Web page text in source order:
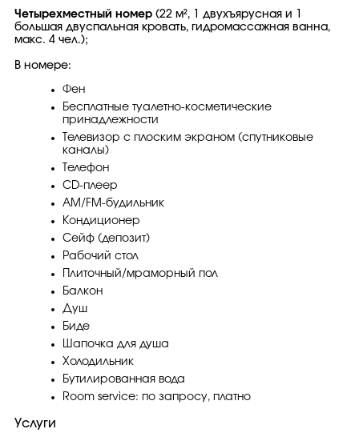
Четырехместный номер (22 м², 1 двухъярусная и 1
большая двуспальная кровать, гидромассажная ванна,
макс. 4 чел.);
В номере:
Фен
Бесплатные туалетно-косметические
принадлежности
Телевизор с плоским экраном (спутниковые
каналы)
Телефон
CD-плеер
AM/FM-будильник
Кондиционер
Сейф (депозит)
Рабочий стол
Плиточный/мраморный пол
Балкон
Душ
Биде
Шапочка для душа
Холодильник
Бутилированная вода
Room service: по запросу, платно
Услуги